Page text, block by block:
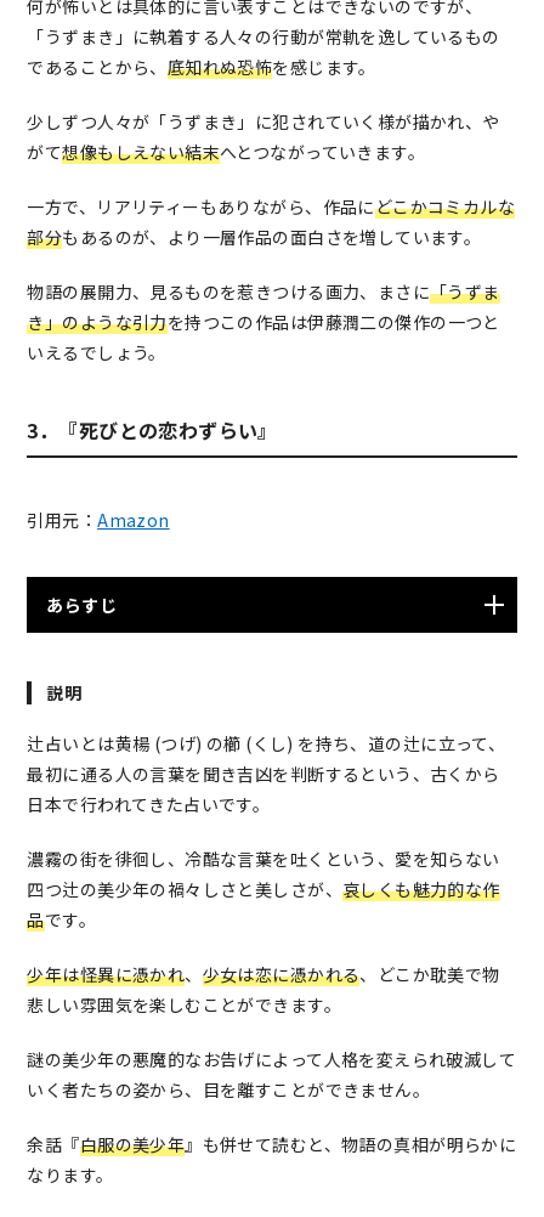
ムリに人が変身する。台風が町に吸い寄せられる…。 時
間と共に徐々に現実と乖離し、捩れ歪む黒渦町。呪いが
収束するその中心にあるものとは。
何が怖いとは具体的に言い表すことはできないのですが、
「うずまき」に執着する人々の行動が常軌を逸しているもの
であることから、 底知れぬ恐怖を感じます。
少しずつ人々が「うずまき」に犯されていく様が描かれ、や
がて想像もしえない結末へとつながっていきます。
一方で、リアリティーもありながら、作品にどこかコミカルな
部分もあるのが、より一層作品の面白さを増しています。
物語の展開力、見るものを惹きつける画力、まさに「うずま
き」のような引力を持つこの作品は伊藤潤二の傑作の一つと
いえるでしょう。
3．『死びとの恋わずらい』
引用元：Amazon
あらすじ
有名だったその町では、霧がかる四辻で出会った人に占
た。そんな彼女たちの目当てはひとつ。謎の黒服の美少
年、「四辻の美少年」に「辻占」をしてもらうことだっ
た。だが、彼は冷酷なお告げしかしない。呪いのような
お告げに取り憑かれた少女たちは狂い、次々に異常な死
を遂げるのだった。
説明
辻占いとは黄楊 (つげ) の櫛 (くし) を持ち、道の辻に立って、
最初に通る人の言葉を聞き吉凶を判断するという、古くから
日本で行われてきた占いです。
濃霧の街を徘徊し、冷酷な言葉を吐くという、愛を知らない
四つ辻の美少年の禍々しさと美しさが、 哀しくも魅力的な作
品です。
少年は怪異に憑かれ、 少女は恋に憑かれる、どこか耽美で物
悲しい雰囲気を楽しむことができます。
謎の美少年の悪魔的なお告げによって人格を変えられ破滅して
いく者たちの姿から、目を離すことができません。
余話『白服の美少年』も併せて読むと、物語の真相が明らかに
なります。